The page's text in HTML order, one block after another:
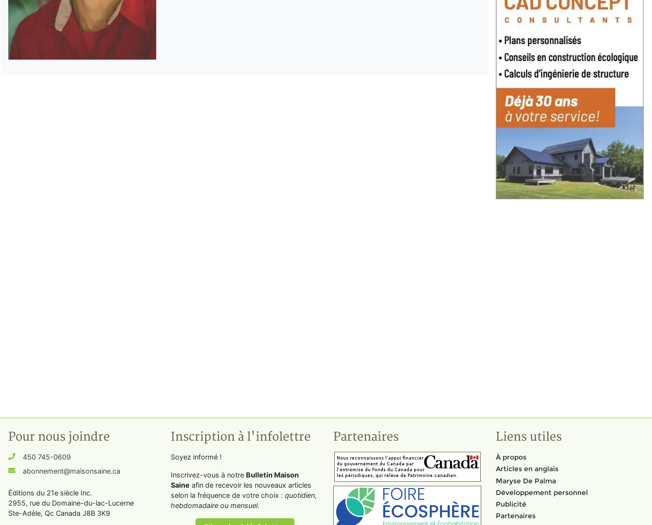
Pour nous joindre
450 745-0609
abonnement@maisonsaine.ca
Éditions du 21e siècle Inc.
2955, rue du Domaine-du-lac-Lucerne
Ste-Adèle, Qc Canada J8B 3K9
Inscription à l'infolettre
Soyez informé !
Inscrivez-vous à notre Bulletin Maison
Saine afin de recevoir les nouveaux articles
selon la fréquence de votre choix : quotidien,
hebdomadaire ou mensuel.
Partenaires Liens utiles
À propos
Articles en anglais
Maryse De Palma
Développement personnel
Publicité
Partenaires